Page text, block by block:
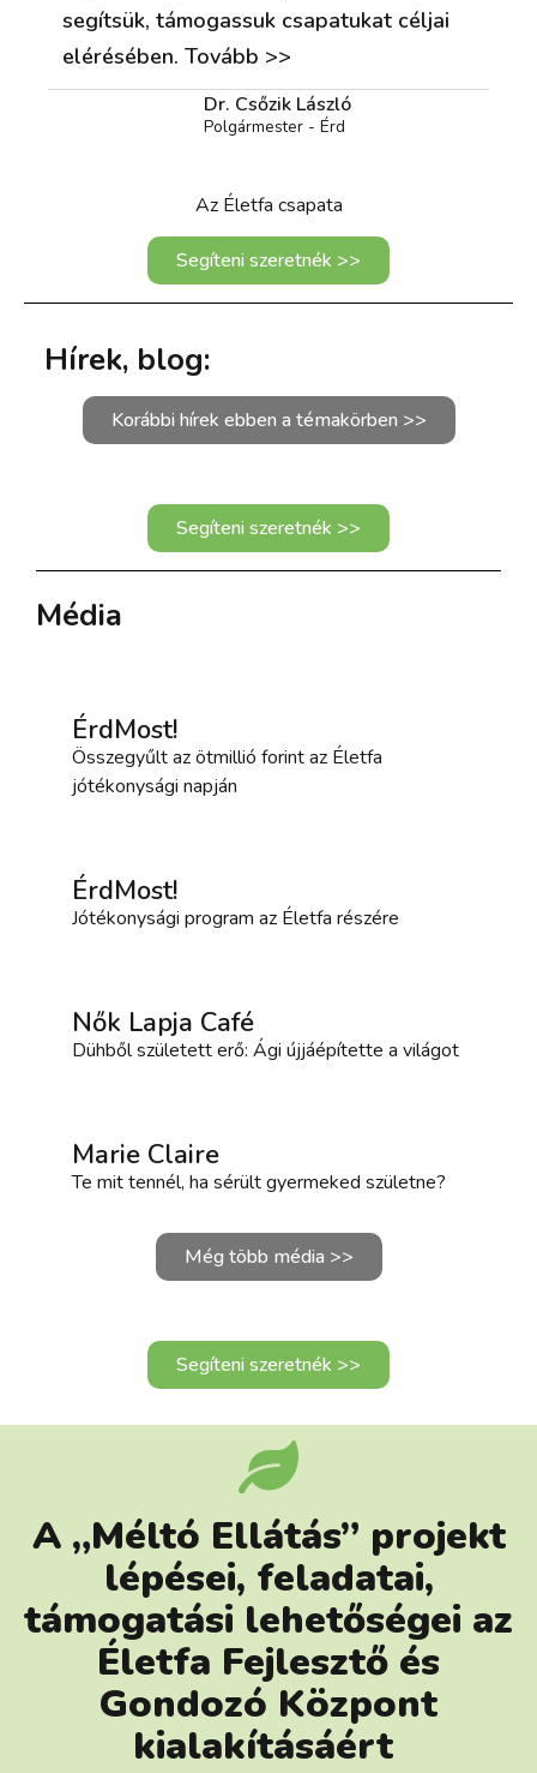
segítsük, támogassuk csapatukat céljai
elérésében. Tovább >>
Dr. Csőzik László
Polgármester - Érd
Az Életfa csapata
Segíteni szeretnék >>
Hírek, blog:
Korábbi hírek ebben a témakörben >>
Segíteni szeretnék >>
Média
ÉrdMost!
Összegyűlt az ötmillió forint az Életfa
jótékonysági napján
ÉrdMost!
Jótékonysági program az Életfa részére
Nők Lapja Café
Dühből született erő: Ági újjáépítette a világot
Marie Claire
Te mit tennél, ha sérült gyermeked születne?
Még több média >>
Segíteni szeretnék >>
A „Méltó Ellátás” projekt
lépései, feladatai,
támogatási lehetőségei az
Életfa Fejlesztő és
Gondozó Központ
kialakításáért